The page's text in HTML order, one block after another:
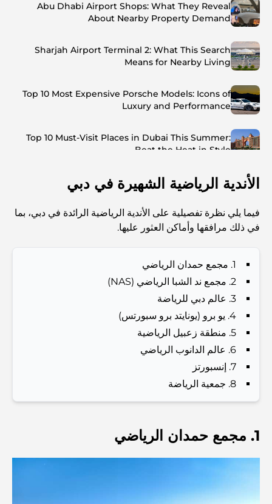
Abu Dhabi Airport Shops: What They Reveal
About Nearby Property Demand
Sharjah Airport Terminal 2: What This Search
Means for Nearby Living
Top 10 Most Expensive Porsche Models: Icons of
Luxury and Performance
Top 10 Must-Visit Places in Dubai This Summer:
Beat the Heat in Style
Top 7 Busiest Airports in the World: Hub of Global
Travel
Abu Dhabi vs Dubai: A Practical Comparison for
Best Schools in Downtown Dubai: A Guide for
Families
أشياء يمكنك القيام بها في دبي خلال فصل الصيف: دليلك الأمثل
للتغلب على الحرارة
أفضل الهدايا الفاخرة للرجال: أفكار هدايا مميزة وخالدة
Best Hotels in Business Bay, Dubai: Your Ultimate
Dubai Vision 2040 - Green Living, Scenic Routes
and a Smarter Metro Network
الأندية الرياضية الشهيرة في دبي
فيما يلي نظرة تفصيلية على الأندية الرياضية الرائدة في دبي، بما
في ذلك مرافقها وأماكن العثور عليها.
1. مجمع حمدان الرياضي
2. مجمع ند الشبا الرياضي (NAS)
3. عالم دبي للرياضة
4. يو برو (يونايتد برو سبورتس)
5. منطقة زعبيل الرياضية
6. عالم الدانوب الرياضي
7. إنسبورتز
8. جمعية الرياضة
1. مجمع حمدان الرياضي